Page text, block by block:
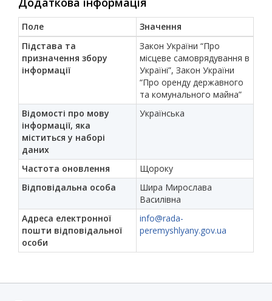
Поле
Значення
Підстава та
призначення збору
інформації
Закон України “Про
місцеве самоврядування в
Україні”, Закон України
“Про оренду державного
та комунального майна”
Відомості про мову
інформації, яка
міститься у наборі
даних
Українська
Частота оновлення
Щороку
Відповідальна особа
Шира Мирослава
Василівна
Адреса електронної
пошти відповідальної
особи
info@rada-
peremyshlyany.gov.ua